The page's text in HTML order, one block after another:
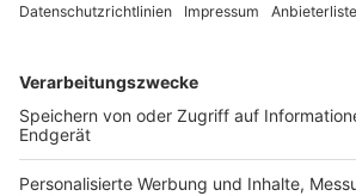
TOP-VEREINE